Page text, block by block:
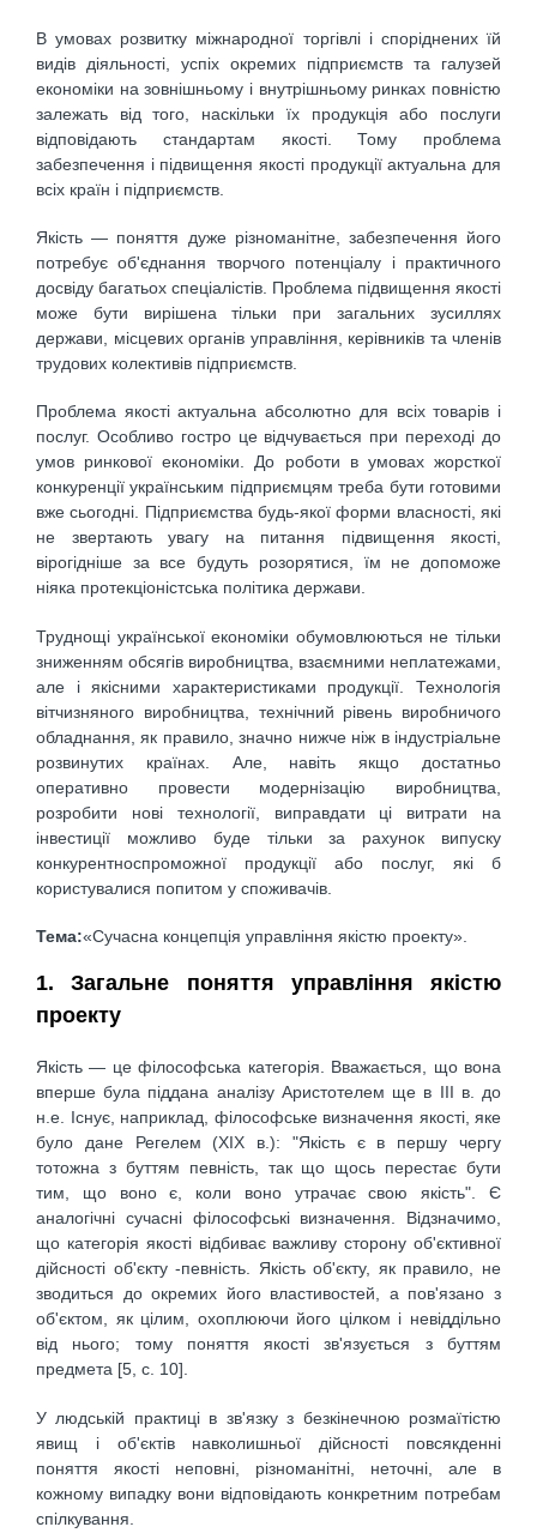
В умовах розвитку міжнародної торгівлі і споріднених їй
видів діяльності, успіх окремих підприємств та галузей
економіки на зовнішньому і внутрішньому ринках повністю
залежать від того, наскільки їх продукція або послуги
відповідають стандартам якості. Тому проблема
забезпечення і підвищення якості продукції актуальна для
всіх країн і підприємств.
Якість — поняття дуже різноманітне, забезпечення його
потребує об'єднання творчого потенціалу і практичного
досвіду багатьох спеціалістів. Проблема підвищення якості
може бути вирішена тільки при загальних зусиллях
держави, місцевих органів управління, керівників та членів
трудових колективів підприємств.
Проблема якості актуальна абсолютно для всіх товарів і
послуг. Особливо гостро це відчувається при переході до
умов ринкової економіки. До роботи в умовах жорсткої
конкуренції українським підприємцям треба бути готовими
вже сьогодні. Підприємства будь-якої форми власності, які
не звертають увагу на питання підвищення якості,
вірогідніше за все будуть розорятися, їм не допоможе
ніяка протекціоністська політика держави.
Труднощі української економіки обумовлюються не тільки
зниженням обсягів виробництва, взаємними неплатежами,
але і якісними характеристиками продукції. Технологія
вітчизняного виробництва, технічний рівень виробничого
обладнання, як правило, значно нижче ніж в індустріальне
розвинутих країнах. Але, навіть якщо достатньо
оперативно провести модернізацію виробництва,
розробити нові технології, виправдати ці витрати на
інвестиції можливо буде тільки за рахунок випуску
конкурентноспроможної продукції або послуг, які б
користувалися попитом у споживачів.
Тема:«Сучасна концепція управління якістю проекту».
1. Загальне поняття управління якістю
проекту
Якість — це філософська категорія. Вважається, що вона
вперше була піддана аналізу Аристотелем ще в ІІІ в. до
н.е. Існує, наприклад, філософське визначення якості, яке
було дане Регелем (XIX в.): "Якість є в першу чергу
тотожна з буттям певність, так що щось перестає бути
тим, що воно є, коли воно утрачає свою якість". Є
аналогічні сучасні філософські визначення. Відзначимо,
що категорія якості відбиває важливу сторону об'єктивної
дійсності об'єкту -певність. Якість об'єкту, як правило, не
зводиться до окремих його властивостей, а пов'язано з
об'єктом, як цілим, охоплюючи його цілком і невіддільно
від нього; тому поняття якості зв'язується з буттям
предмета [5, c. 10].
У людській практиці в зв'язку з безкінечною розмаїтістю
явищ і об'єктів навколишньої дійсності повсякденні
поняття якості неповні, різноманітні, неточні, але в
кожному випадку вони відповідають конкретним потребам
спілкування.